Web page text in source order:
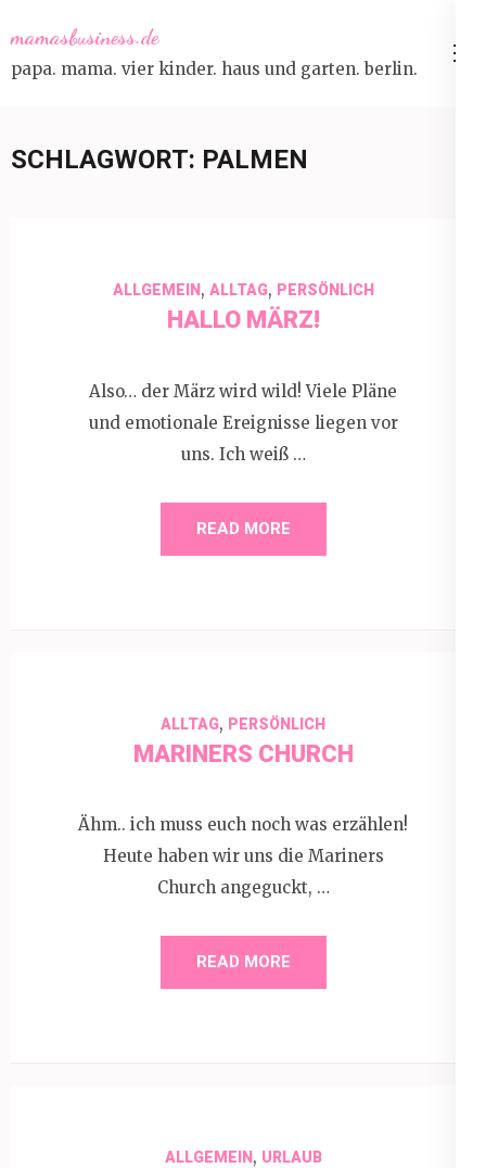
to
content
mamasbusiness.de
papa. mama. vier kinder. haus und garten. berlin.
SCHLAGWORT: PALMEN
ALLGEMEIN, ALLTAG, PERSÖNLICH
HALLO MÄRZ!
Also… der März wird wild! Viele Pläne
und emotionale Ereignisse liegen vor
uns. Ich weiß …
READ MORE
ALLTAG, PERSÖNLICH
MARINERS CHURCH
Ähm.. ich muss euch noch was erzählen!
Heute haben wir uns die Mariners
Church angeguckt, …
READ MORE
ALLGEMEIN, URLAUB